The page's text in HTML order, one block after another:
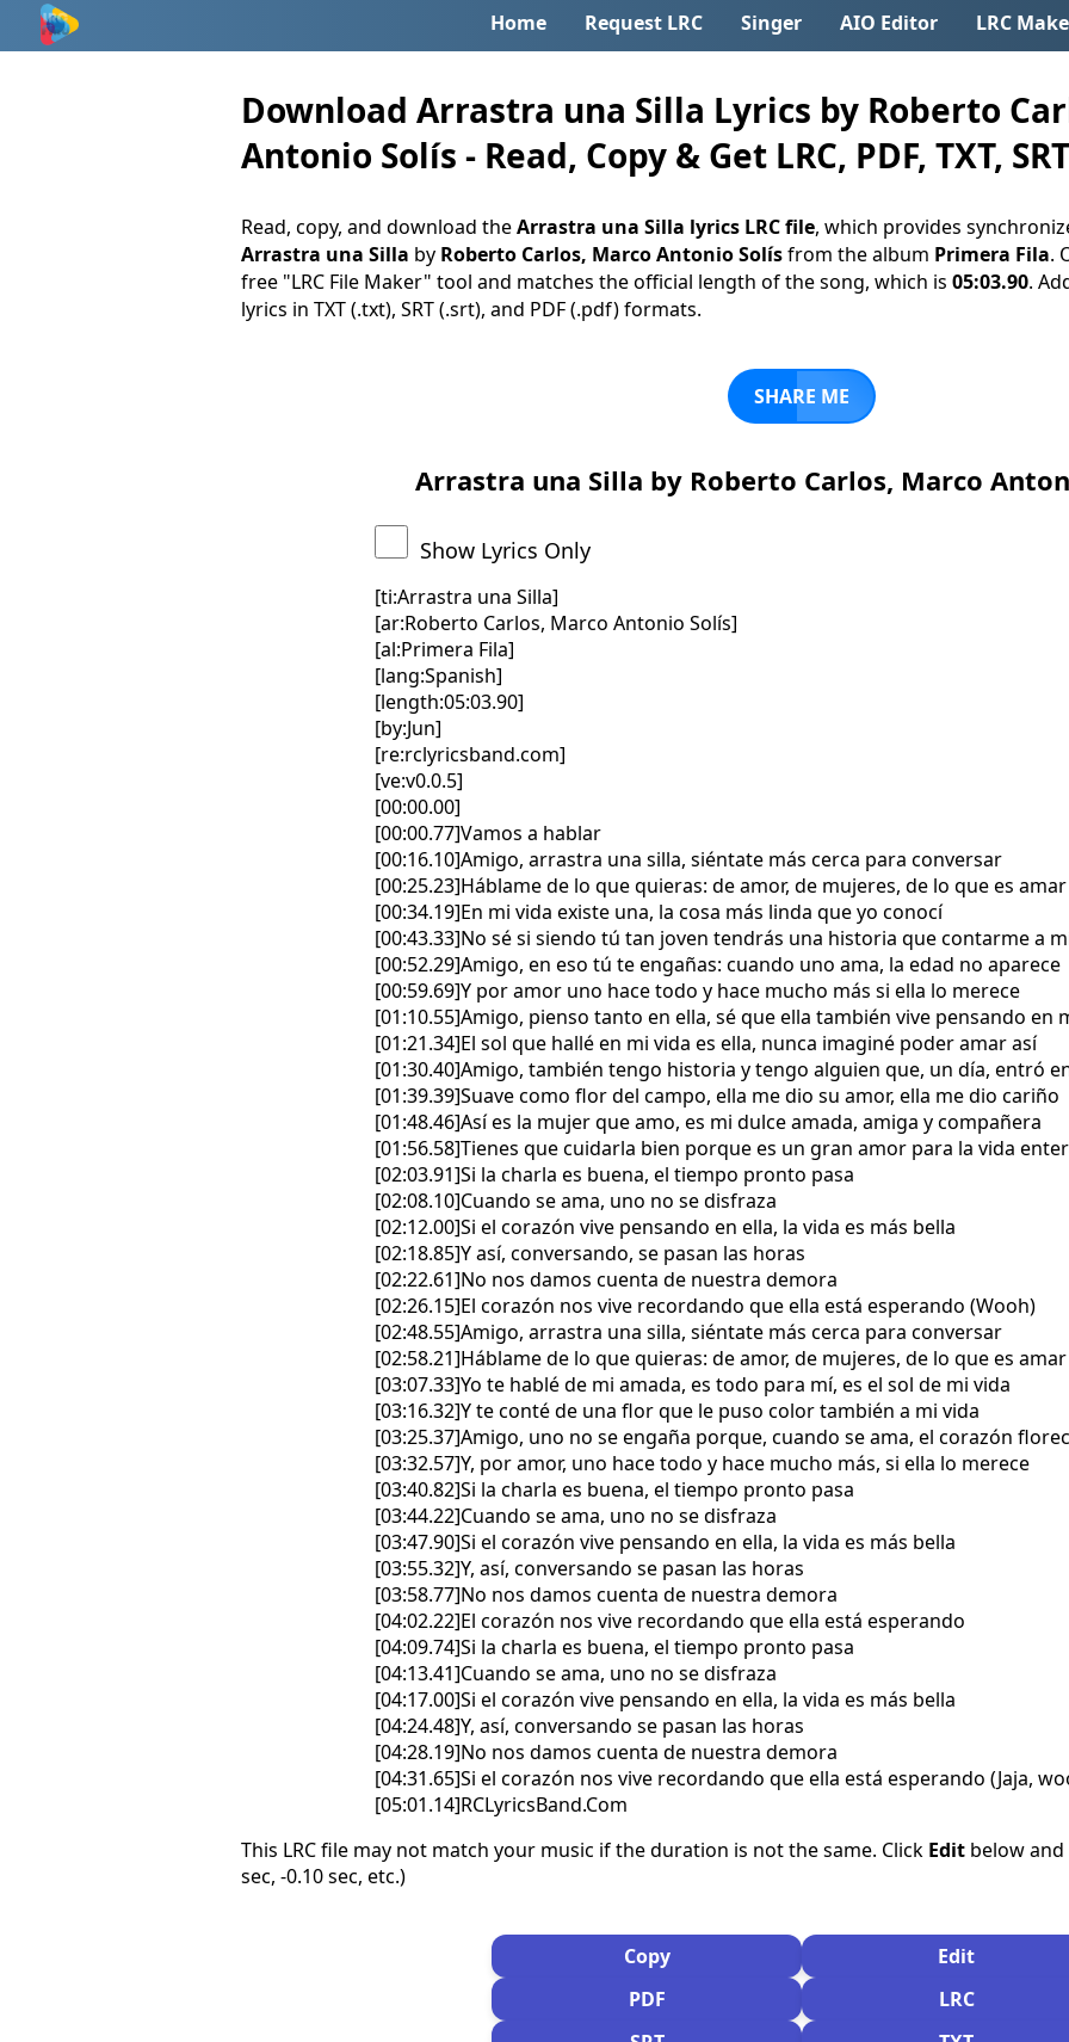
Home Request LRC Singer AIO Editor LRC
Download Arrastra una Silla Lyrics by Roberto
Antonio Solís - Read, Copy & Get LRC, PDF, TXT,
Read, copy, and download theArrastra una Silla lyrics LRC file, which provides
Arrastra una Silla by Roberto Carlos, Marco Antonio Solísfrom the album Primera Fila.
free "LRC File Maker" tool and matches the official length of the song, which is 05:03.90.
lyrics in TXT (.txt), SRT (.srt), and PDF (.pdf) formats.
SHARE ME
Arrastra una Silla by Roberto Carlos, Marco
Show Lyrics Only
[ti:Arrastra una Silla]
[ar:Roberto Carlos, Marco Antonio Solís]
[al:Primera Fila]
[lang:Spanish]
[length:05:03.90]
[by:Jun]
[re:rclyricsband.com]
[ve:v0.0.5]
[00:00.00]
[00:00.77]Vamos a hablar
[00:16.10]Amigo, arrastra una silla, siéntate más cerca para conversar
[00:25.23]Háblame de lo que quieras: de amor, de mujeres, de lo que es amar
[00:34.19]En mi vida existe una, la cosa más linda que yo conocí
[00:43.33]No sé si siendo tú tan joven tendrás una historia que contarme a
[00:52.29]Amigo, en eso tú te engañas: cuando uno ama, la edad no aparece
[00:59.69]Y por amor uno hace todo y hace mucho más si ella lo merece
[01:10.55]Amigo, pienso tanto en ella, sé que ella también vive pensando en
[01:21.34]El sol que hallé en mi vida es ella, nunca imaginé poder amar así
[01:30.40]Amigo, también tengo historia y tengo alguien que, un día, entró
[01:39.39]Suave como flor del campo, ella me dio su amor, ella me dio cariño
[01:48.46]Así es la mujer que amo, es mi dulce amada, amiga y compañera
[01:56.58]Tienes que cuidarla bien porque es un gran amor para la vida
[02:03.91]Si la charla es buena, el tiempo pronto pasa
[02:08.10]Cuando se ama, uno no se disfraza
[02:12.00]Si el corazón vive pensando en ella, la vida es más bella
[02:18.85]Y así, conversando, se pasan las horas
[02:22.61]No nos damos cuenta de nuestra demora
[02:26.15]El corazón nos vive recordando que ella está esperando (Wooh)
[02:48.55]Amigo, arrastra una silla, siéntate más cerca para conversar
[02:58.21]Háblame de lo que quieras: de amor, de mujeres, de lo que es amar
[03:07.33]Yo te hablé de mi amada, es todo para mí, es el sol de mi vida
[03:16.32]Y te conté de una flor que le puso color también a mi vida
[03:25.37]Amigo, uno no se engaña porque, cuando se ama, el corazón
[03:32.57]Y, por amor, uno hace todo y hace mucho más, si ella lo merece
[03:40.82]Si la charla es buena, el tiempo pronto pasa
[03:44.22]Cuando se ama, uno no se disfraza
[03:47.90]Si el corazón vive pensando en ella, la vida es más bella
[03:55.32]Y, así, conversando se pasan las horas
[03:58.77]No nos damos cuenta de nuestra demora
[04:02.22]El corazón nos vive recordando que ella está esperando
[04:09.74]Si la charla es buena, el tiempo pronto pasa
[04:13.41]Cuando se ama, uno no se disfraza
[04:17.00]Si el corazón vive pensando en ella, la vida es más bella
[04:24.48]Y, así, conversando se pasan las horas
[04:28.19]No nos damos cuenta de nuestra demora
[04:31.65]Si el corazón nos vive recordando que ella está esperando (Jaja,
[05:01.14]RCLyricsBand.Com
This LRC file may not match your music if the duration is not the same. Click Editbelow and
sec, -0.10 sec, etc.)
Copy
Edit
PDF
LRC